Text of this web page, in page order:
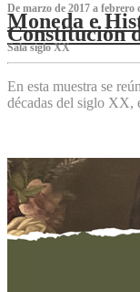
De marzo de 2017 a febrero
Moneda e
Constitución
Sala siglo XX
En esta muestra se
décadas del siglo XX,